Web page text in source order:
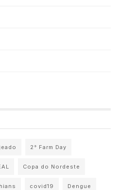
2° Farm Day
Copa do Nordeste
covid19 Dengue